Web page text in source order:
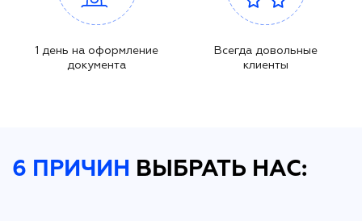
1 день на оформление
документа
Всегда довольные
клиенты
6 ПРИЧИН ВЫБРАТЬ НАС: